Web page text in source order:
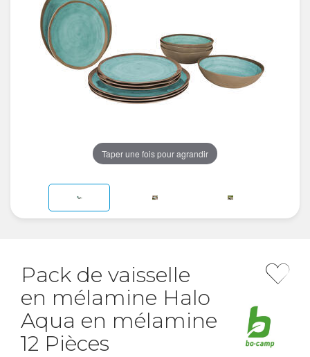
Taper une fois pour agrandir
Pack de vaisselle
en mélamine Halo
Aqua en mélamine
12 Pièces